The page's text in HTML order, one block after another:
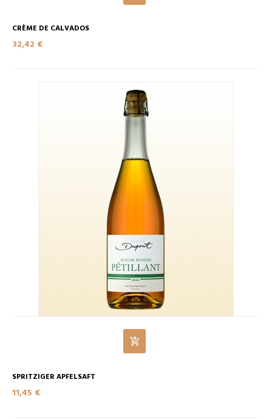
CRÈME DE CALVADOS
32,42 €
SPRITZIGER APFELSAFT
11,45 €